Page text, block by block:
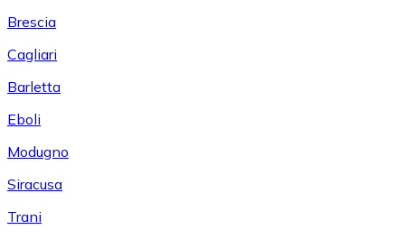
Brescia
Cagliari
Barletta
Eboli
Modugno
Siracusa
Trani